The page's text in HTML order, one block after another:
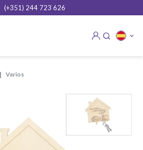
(+351) 244 723 626
varios